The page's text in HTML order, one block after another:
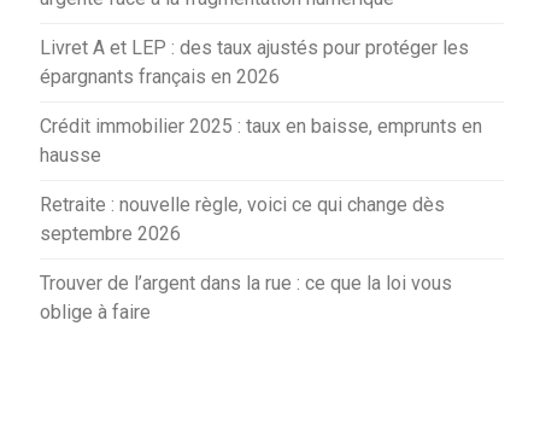
Livret A et LEP : des taux ajustés pour protéger les
épargnants français en 2026
Crédit immobilier 2025 : taux en baisse, emprunts en
hausse
Retraite : nouvelle règle, voici ce qui change dès
septembre 2026
Trouver de l’argent dans la rue : ce que la loi vous
oblige à faire